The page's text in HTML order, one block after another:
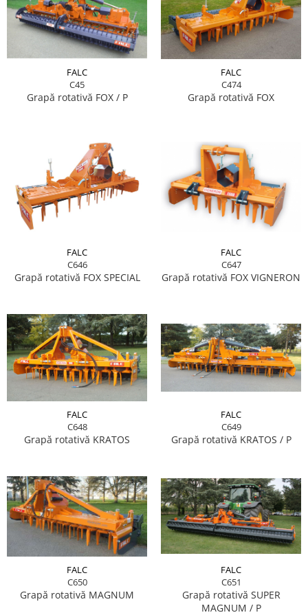
FALC
C45
Grapă rotativă FOX / P
FALC
C474
Grapă rotativă FOX
FALC
C646
Grapă rotativă FOX SPECIAL
FALC
C647
Grapă rotativă FOX VIGNERON
FALC
C648
Grapă rotativă KRATOS
FALC
C649
Grapă rotativă KRATOS / P
FALC
C650
Grapă rotativă MAGNUM
FALC
C651
Grapă rotativă SUPER
MAGNUM / P